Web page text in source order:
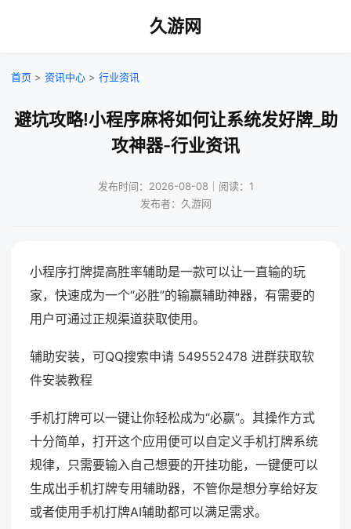
久游网
首页 > 资讯中心 > 行业资讯
避坑攻略!小程序麻将如何让系统发好牌_助
攻神器-行业资讯
发布时间：2026-08-08｜阅读：1
发布者：久游网
小程序打牌提高胜率辅助是一款可以让一直输的玩
家，快速成为一个“必胜”的输赢辅助神器，有需要的
用户可通过正规渠道获取使用。
辅助安装，可QQ搜索申请 549552478 进群获取软
件安装教程
手机打牌可以一键让你轻松成为“必赢”。其操作方式
十分简单，打开这个应用便可以自定义手机打牌系统
规律，只需要输入自己想要的开挂功能，一键便可以
生成出手机打牌专用辅助器，不管你是想分享给好友
或者使用手机打牌AI辅助都可以满足需求。